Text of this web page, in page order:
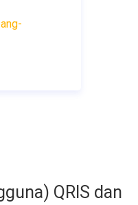
QRIS dan